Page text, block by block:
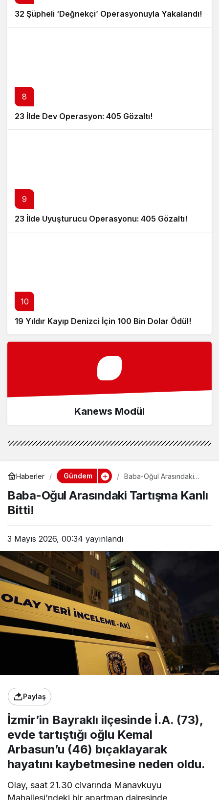
32 Şüpheli ‘Değnekçi’ Operasyonuyla Yakalandı!
8
23 İlde Dev Operasyon: 405 Gözaltı!
9
23 İlde Uyuşturucu Operasyonu: 405 Gözaltı!
10
19 Yıldır Kayıp Denizci İçin 100 Bin Dolar Ödül!
Kanews Modül
Haberler Gündem
Baba-Oğul Arasındaki
Baba-Oğul Arasındaki Tartışma Kanlı
Bitti!
3 Mayıs 2026, 00:34 yayınlandı
Paylaş
İzmir’in Bayraklı ilçesinde İ.A. (73),
evde tartıştığı oğlu Kemal
Arbasun’u (46) bıçaklayarak
hayatını kaybetmesine neden oldu.
Olay, saat 21.30 civarında Manavkuyu
Mahallesi’ndeki bir apartman dairesinde